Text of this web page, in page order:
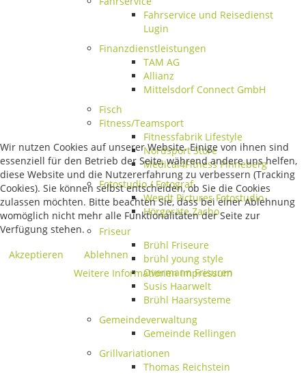
Fahrservice und Reisedienst
Lugin
Finanzdienstleistungen
TAM AG
Allianz
Mittelsdorf Connect GmbH
Fisch
Fitness/Teamsport
Fitnessfabrik Lifestyle
Nordsport Store
Medical4Fitness Pinneberg
Fotostudio / Fotograf
Wendt Pictures Fotostudio
Hörgeräte Zacho
Friseur
Brühl Friseure
brühl young style
Overmann Frisuren
Susis Haarwelt
Brühl Haarsysteme
Gemeindeverwaltung
Gemeinde Rellingen
Grillvariationen
Thomas Reichstein
Wir nutzen Cookies auf unserer Website. Einige von ihnen sind
essenziell für den Betrieb der Seite, während andere uns helfen,
diese Website und die Nutzererfahrung zu verbessern (Tracking
Cookies). Sie können selbst entscheiden, ob Sie die Cookies
zulassen möchten. Bitte beachten Sie, dass bei einer Ablehnung
womöglich nicht mehr alle Funktionalitäten der Seite zur
Verfügung stehen.
Akzeptieren
Ablehnen
Weitere Informationen Impressum